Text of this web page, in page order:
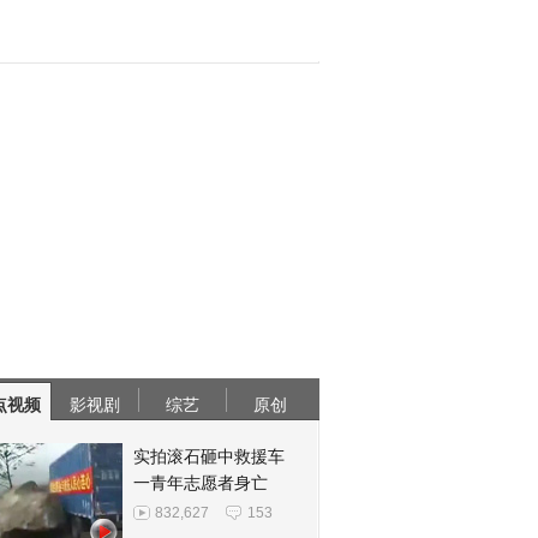
视频 影视剧 综艺 原创
实拍滚石砸中救援车
一青年志愿者身亡
832,627 153